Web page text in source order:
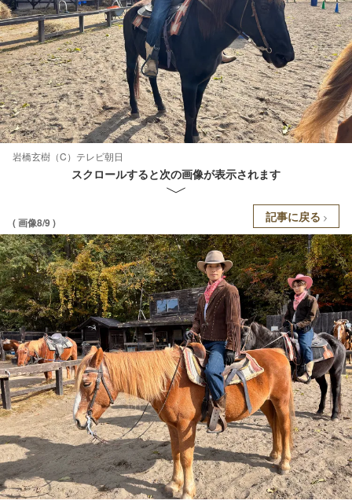
岩橋玄樹（C）テレビ朝日
スクロールすると次の画像が表示されます
( 画像8/9 ) 記事に戻る